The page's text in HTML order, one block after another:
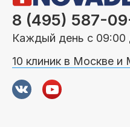
8 (495) 587-
Каждый день с 09:00
10 клиник в Москве